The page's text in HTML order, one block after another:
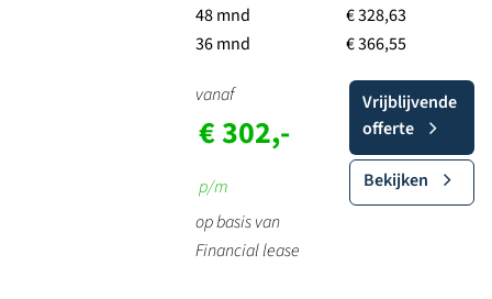
48 mnd
36 mnd
€ 328,63
€ 366,55
vanaf
€ 302,-
p/m
op basis van
Financial lease
Vrijblijvende
offerte
Bekijken